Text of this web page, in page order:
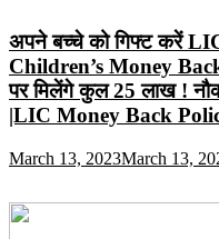
अपने बच्चे को गिफ्ट करें
Children’s Money
पर मिलेंगे कुल 25 लाख !
|LIC Money Back
March 13, 2023March 13,